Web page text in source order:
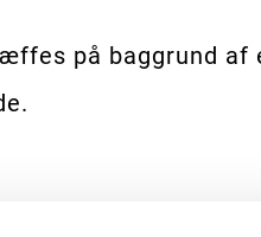
på baggrund
de er derfor